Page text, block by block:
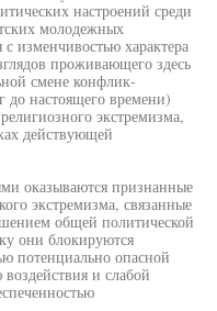
настроений среди
молодежных
изменчивостью характера
проживающего здесь
смене конфлик-
до настоящего времени)
экстремизма,
действующей
оказываются признанные
экстремизма, связанные
общей политической
они блокируются
потенциально опасной
и слабой